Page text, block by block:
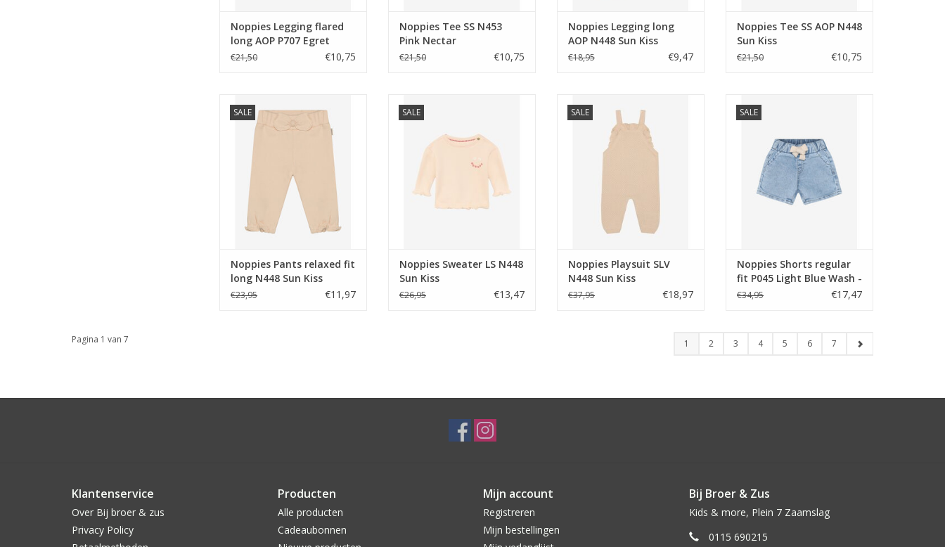
Noppies Legging flared
long AOP P707 Egret
€21,50 €10,75
Noppies Tee SS N453
Pink Nectar
€21,50 €10,75
Noppies Legging long
AOP N448 Sun Kiss
€18,95 €9,47
Noppies Tee SS AOP N448
Sun Kiss
€21,50 €10,75
SALE
N448 Sun Kiss
TOEVOEGEN AAN WINKELWAGEN
Noppies Pants relaxed fit
long N448 Sun Kiss
€23,95 €11,97
SALE
TOEVOEGEN AAN WINKELWAGEN
Noppies Sweater LS N448
Sun Kiss
€26,95 €13,47
SALE
TOEVOEGEN AAN WINKELWAGEN
Noppies Playsuit SLV
N448 Sun Kiss
€37,95 €18,97
SALE
TOEVOEGEN AAN WINKELWAGEN
Noppies Shorts regular
fit P045 Light Blue Wash -
-
€34,95 €17,47
Pagina 1 van 7 1 2 3 4 5 6 7
Klantenservice
Over Bij broer & zus
Privacy Policy
Producten
Alle producten
Cadeaubonnen
Mijn account
Registreren
Mijn bestellingen
Bij Broer & Zus
Kids & more, Plein 7 Zaamslag
0115 690215